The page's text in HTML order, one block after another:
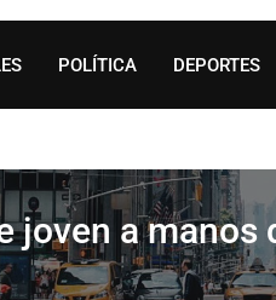
POLÍTICA DEPORTES
joven a manos